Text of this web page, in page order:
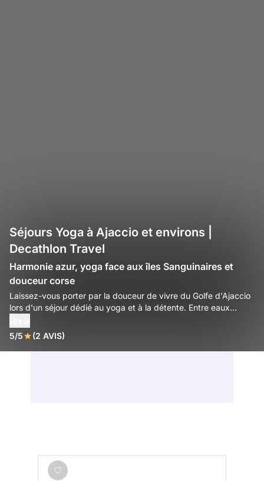
Séjours Yoga à Ajaccio et environs |
Decathlon Travel
Harmonie azur, yoga face aux îles Sanguinaires et
douceur corse
Laissez-vous porter par la douceur de vivre du Golfe d'Ajaccio
lors d'un séjour dédié au yoga et à la détente. Entre eaux
la cité ajaccienne pour une parenthèse bien-être solaire en
Corse.
5/5 (2 AVIS)